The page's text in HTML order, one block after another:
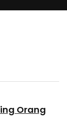
Orang